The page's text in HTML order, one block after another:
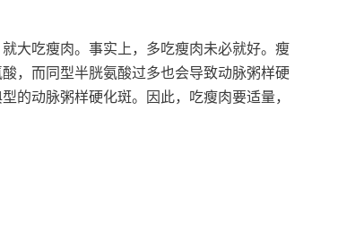
大吃瘦肉。事实上，多吃瘦肉未必就好。瘦
，而同型半胱氨酸过多也会导致动脉粥样硬
的动脉粥样硬化斑。因此，吃瘦肉要适量，